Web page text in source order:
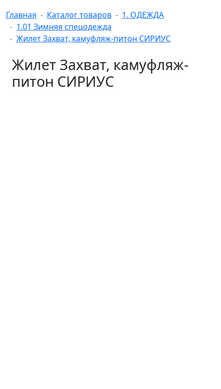
Главная Каталог товаров
1. ОДЕЖДА
1.01 Зимняя спецодежда
Жилет Захват, камуфляж-питон СИРИУС
Жилет Захват, камуфляж-
питон СИРИУС